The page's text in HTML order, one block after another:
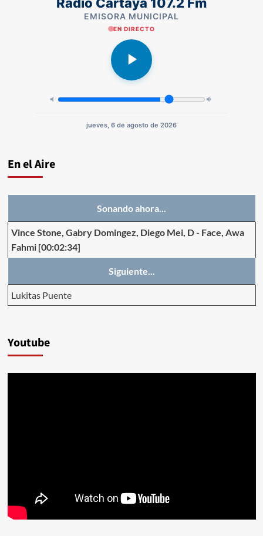
EMISORA MUNICIPAL
EN DIRECTO
jueves, 6 de agosto de 2026
En el Aire
Sonando ahora...
Vince Stone, Gabry Domingez, Diego Mei, D- Face, Awa
Fahmi [00:02:34]
Siguiente...
Lukitas Puente
Youtube